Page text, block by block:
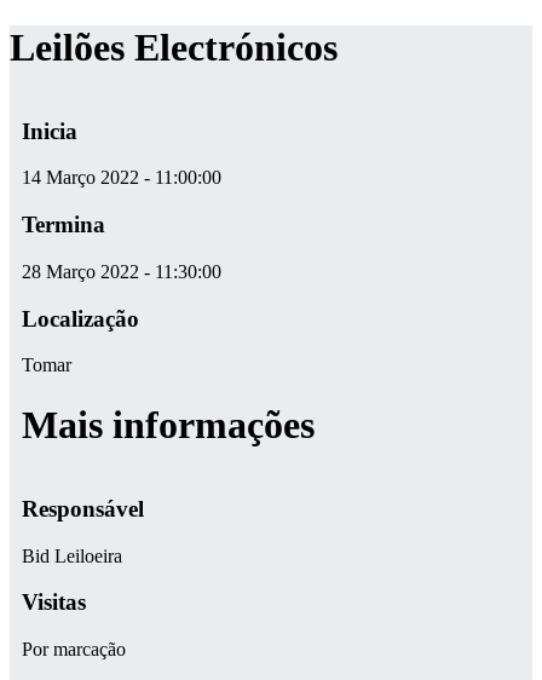
Leilões Electrónicos
Inicia
14 Março 2022 - 11:00:00
Termina
28 Março 2022 - 11:30:00
Localização
Tomar
Mais informações
Responsável
Bid Leiloeira
Visitas
Por marcação